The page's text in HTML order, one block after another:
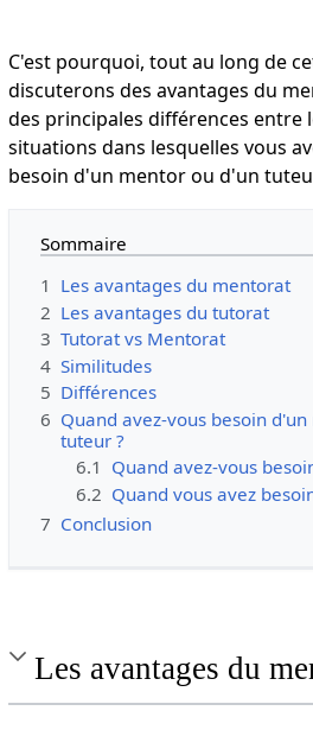
C'est pourquoi, tout au long de
discuterons des avantages du
des principales différences entre
situations dans lesquelles vous
besoin d'un mentor ou d'un
Sommaire
1 Les avantages du mentorat
2 Les avantages du tutorat
3 Tutorat vs Mentorat
4 Similitudes
5 Différences
6 Quand avez-vous besoin
tuteur ?
6.1 Quand avez-vous
6.2 Quand vous avez
7 Conclusion
Les avantages du